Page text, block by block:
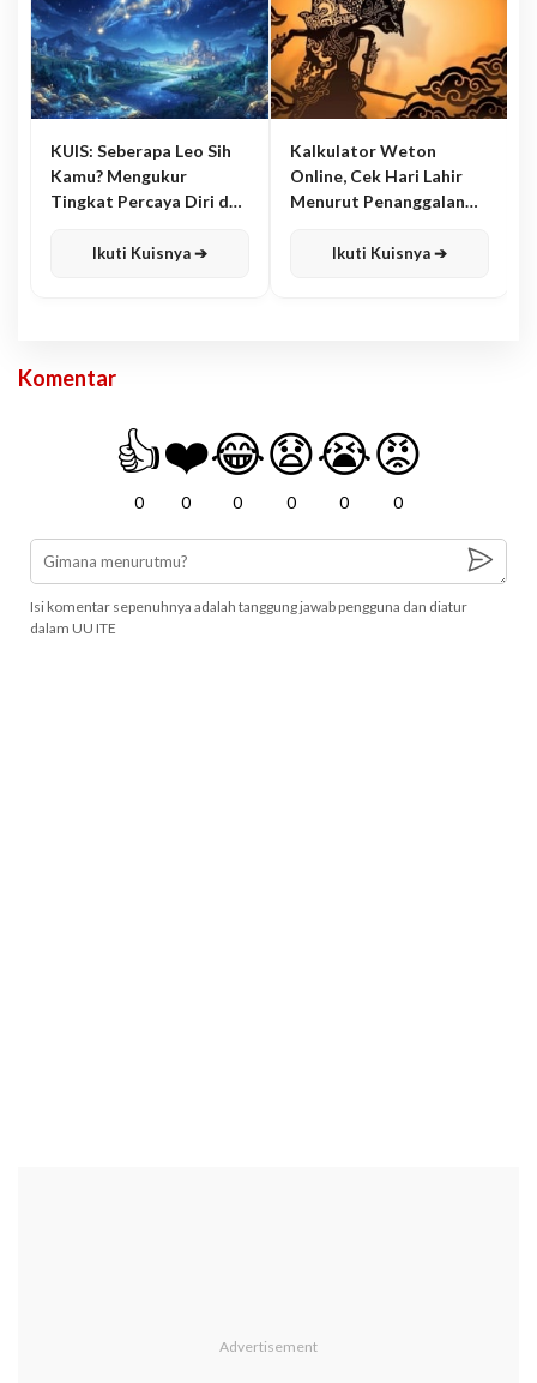
KUIS: Seberapa Leo Sih
Kamu? Mengukur
Tingkat Percaya Diri dan
Ikuti Kuisnya ➔
Kalkulator Weton
Online, Cek Hari Lahir
Menurut Penanggalan
Ikuti Kuisnya ➔
Komentar
👍
0
❤️
0
😂
0
😧
0
😭
0
😡
0
Isi komentar sepenuhnya adalah tanggung jawab pengguna dan diatur
dalam UU ITE